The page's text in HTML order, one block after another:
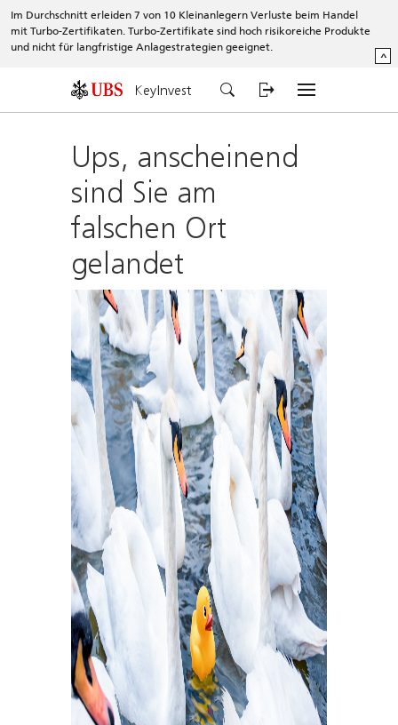
Im Durchschnitt erleiden 7 von 10 Kleinanlegern Verluste beim Handel
mit Turbo-Zertifikaten. Turbo-Zertifikate sind hoch risikoreiche Produkte
und nicht für langfristige Anlagestrategien geeignet.
^
KeyInvest
Ups, anscheinend
sind Sie am
falschen Ort
gelandet